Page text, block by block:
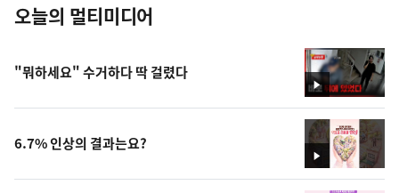
오늘의 멀티미디어
영
상
"뭐하세요" 수거하다 딱 걸렸다
영
상
6.7% 인상의 결과는요?